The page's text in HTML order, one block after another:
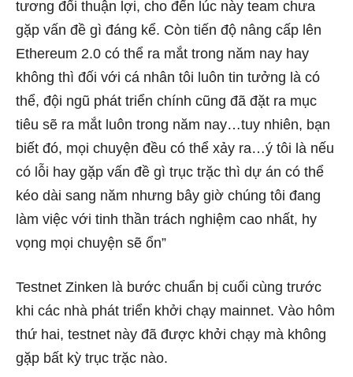
tương đối thuận lợi, cho đến lúc này team chưa
gặp vấn đề gì đáng kể. Còn tiến độ nâng cấp lên
Ethereum 2.0 có thể ra mắt trong năm nay hay
không thì đối với cá nhân tôi luôn tin tưởng là có
thể, đội ngũ phát triển chính cũng đã đặt ra mục
tiêu sẽ ra mắt luôn trong năm nay…tuy nhiên, bạn
biết đó, mọi chuyện đều có thể xảy ra…ý tôi là nếu
có lỗi hay gặp vấn đề gì trục trặc thì dự án có thể
kéo dài sang năm nhưng bây giờ chúng tôi đang
làm việc với tinh thần trách nghiệm cao nhất, hy
vọng mọi chuyện sẽ ổn”
Testnet Zinken là bước chuẩn bị cuối cùng trước
khi các nhà phát triển khởi chạy mainnet. Vào hôm
thứ hai, testnet này đã được khởi chạy mà không
gặp bất kỳ trục trặc nào.